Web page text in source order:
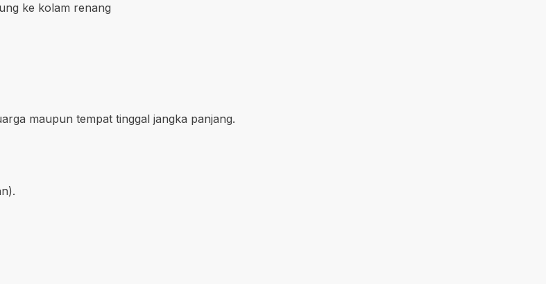
ke kolam renang
maupun tempat tinggal jangka panjang.